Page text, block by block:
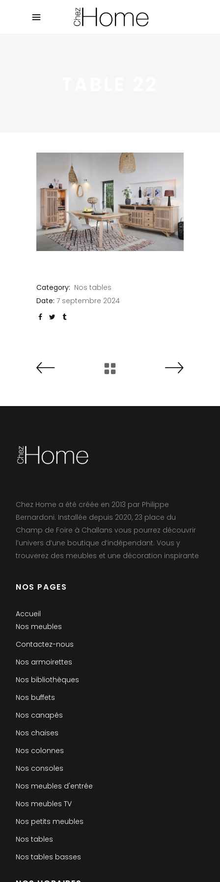
Category: Nos tables
Date: 7 septembre 2024
Chez Home a été créée en 2013 par Philippe
Bernardoni. Installée depuis 2020, 23 place du
Champ de Foire à Challans vous pourrez découvrir
l’univers d’une boutique d’indépendant. Vous y
trouverez des meubles et une décoration inspirante
NOS PAGES
Accueil
Nos meubles
Contactez-nous
Nos armoirettes
Nos bibliothèques
Nos buffets
Nos canapés
Nos chaises
Nos colonnes
Nos consoles
Nos meubles d'entrée
Nos meubles TV
Nos petits meubles
Nos tables
Nos tables basses